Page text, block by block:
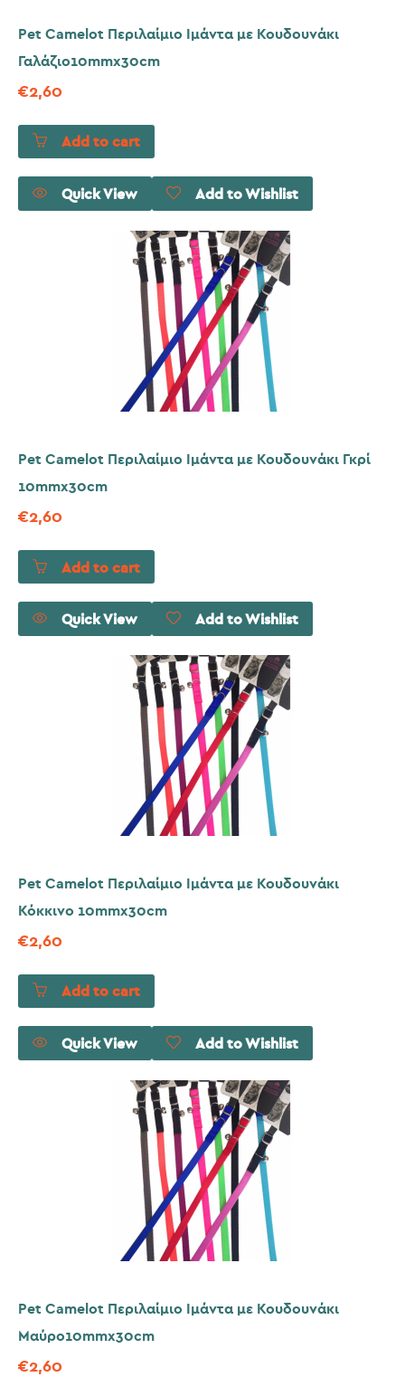
Pet Camelot Περιλαίμιο Ιμάντα με Κουδουνάκι
Γαλάζιο10mmx30cm
€2,60
Add to cart
Quick View Add to Wishlist
Pet Camelot Περιλαίμιο Ιμάντα με Κουδουνάκι Γκρί
10mmx30cm
€2,60
Add to cart
Quick View Add to Wishlist
Pet Camelot Περιλαίμιο Ιμάντα με Κουδουνάκι
Κόκκινο 10mmx30cm
€2,60
Add to cart
Quick View Add to Wishlist
Pet Camelot Περιλαίμιο Ιμάντα με Κουδουνάκι
Μαύρο10mmx30cm
€2,60